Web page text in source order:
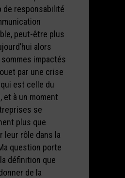
de responsabilité
peut-être plus
alors
impactés
par une crise
est celle du
et à un moment
se
plus que
leur rôle dans la
question porte
définition que
de la